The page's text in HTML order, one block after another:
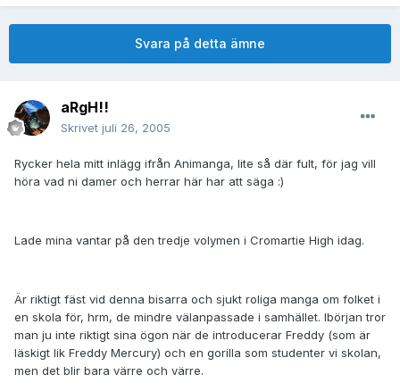
Svara på detta ämne
aRgH!!
Skrivet juli 26, 2005
Rycker hela mitt inlägg ifrån Animanga, lite så där fult, för jag vill
höra vad ni damer och herrar här har att säga :)
Lade mina vantar på den tredje volymen i Cromartie High idag.
Är riktigt fäst vid denna bisarra och sjukt roliga manga om folket i
en skola för, hrm, de mindre välanpassade i samhället. Ibörjan tror
man ju inte riktigt sina ögon när de introducerar Freddy (som är
läskigt lik Freddy Mercury) och en gorilla som studenter vi skolan,
men det blir bara värre och värre.